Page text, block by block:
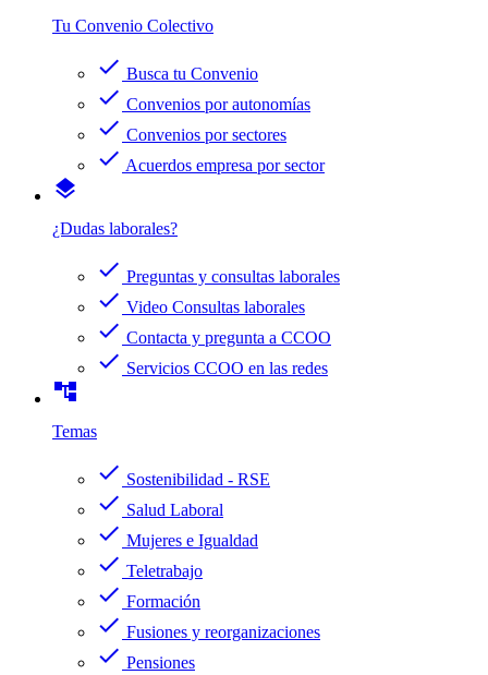
Tu Convenio Colectivo
check Busca tu Convenio
check Convenios por autonomías
check Convenios por sectores
check Acuerdos empresa por sector
layers
¿Dudas laborales?
check Preguntas y consultas laborales
check Video Consultas laborales
check Contacta y pregunta a CCOO
check Servicios CCOO en las redes
account_tree
Temas
check Sostenibilidad - RSE
check Salud Laboral
check Mujeres e Igualdad
check Teletrabajo
check Formación
check Fusiones y reorganizaciones
check Pensiones